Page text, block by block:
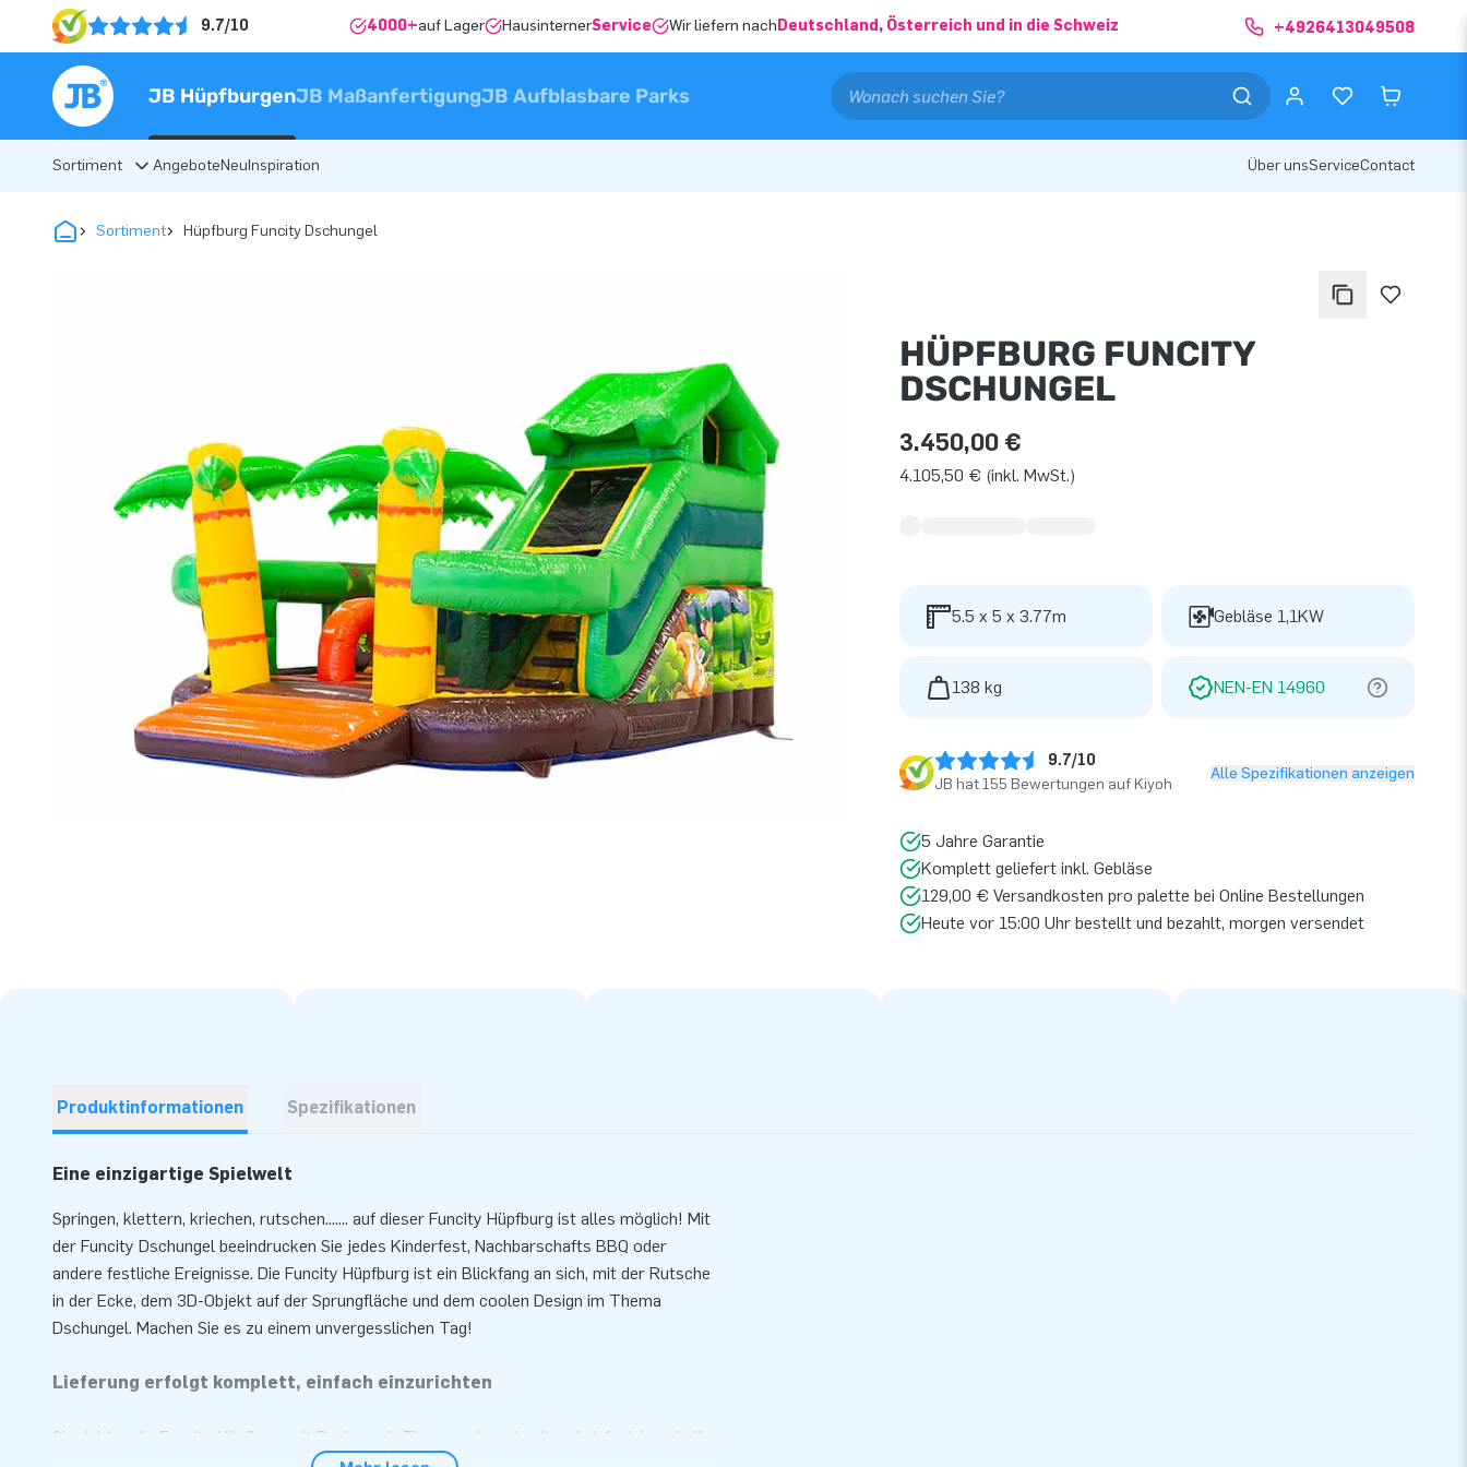
9.7/10 4000+auf Lager HausinternerService Wir liefern nach Deutschland, Österreich und in die Schweiz +4926413049508
JB HüpfburgenJB MaßanfertigungJB Aufblasbare Parks
Sortiment AngeboteNeuInspiration Über unsServiceContact
Sortiment Hüpfburg Funcity Dschungel
HÜPFBURG FUNCITY
DSCHUNGEL
3.450,00 €
4.105,50 € (inkl. MwSt.)
5.5 x 5 x 3.77m Gebläse 1,1KW
138 kg NEN-EN 14960
9.7/10
JB hat 155 Bewertungen auf Kiyoh
Alle Spezifikationen anzeigen
5 Jahre Garantie
Komplett geliefert inkl. Gebläse
129,00 € Versandkosten pro palette bei Online Bestellungen
Heute vor 15:00 Uhr bestellt und bezahlt, morgen versendet
Produktinformationen Spezifikationen
Eine einzigartige Spielwelt
Springen, klettern, kriechen, rutschen....... auf dieser Funcity Hüpfburg ist alles möglich! Mit
der Funcity Dschungel beeindrucken Sie jedes Kinderfest, Nachbarschafts BBQ oder
andere festliche Ereignisse. Die Funcity Hüpfburg ist ein Blickfang an sich, mit der Rutsche
in der Ecke, dem 3D-Objekt auf der Sprungfläche und dem coolen Design im Thema
Dschungel. Machen Sie es zu einem unvergesslichen Tag!
Lieferung erfolgt komplett, einfach einzurichten
Sie richten die Funcity Hüpfburg mit Dschungel -Thema sehr schnell und einfach innerhalb